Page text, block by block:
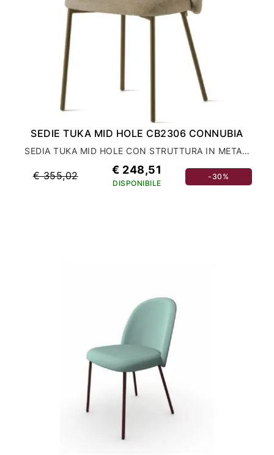
SEDIE TUKA MID HOLE CB2306 CONNUBIA
SEDIA TUKA MID HOLE CON STRUTTURA IN METALLO VERNICIATO
€ 355,02 € 248,51
DISPONIBILE
-30%